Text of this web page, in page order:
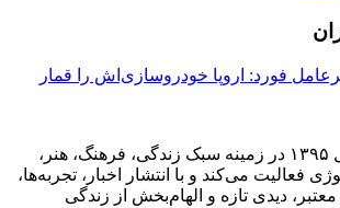
فورد: اروپا خودروسازی‌اش را قمار
«مجله ایران» از سال ۱۳۹۵ در زمینه سبک زندگی، فرهنگ، هنر،
فعالیت می‌کند و با انتشار اخبار، تجربه‌ها،
دیدی تازه و الهام‌بخش از زندگی